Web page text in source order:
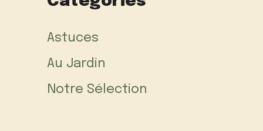
Astuces
Au Jardin
Notre Sélection